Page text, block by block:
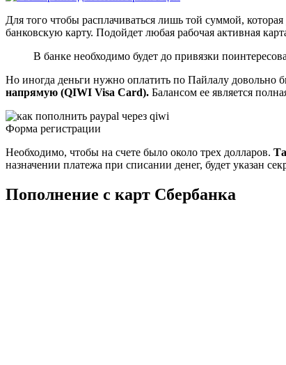
Для того чтобы расплачиваться лишь той суммой,
банковскую карту. Подойдет любая рабочая активная
В банке необходимо будет до привязки
Но иногда деньги нужно оплатить по Пайлалу довольно
напрямую (QIWI Visa Card). Балансом ее является
Форма регистрации
Необходимо, чтобы на счете было около трех долларов.
назначении платежа при списании денег, будет указан
Пополнение с карт Сбербанка